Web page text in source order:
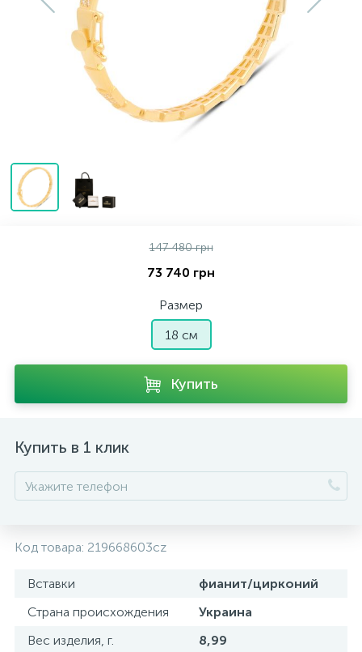
147 480 грн
73 740 грн
Размер
18 см
Купить
Купить в 1 клик
Код товара: 219668603cz
Вставки
фианит/цирконий
Страна происхождения
Украина
Вес изделия, г.
8,99
Серебряные колье
Серебряные цепочки
Серебряные сувениры